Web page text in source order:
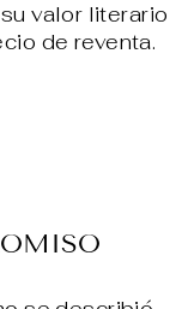
valor literario
de reventa.